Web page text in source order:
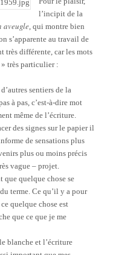
l’incipit de la
aveugle, qui montre bien
s’apparente au travail de
très différente, car les mots
très particulier :
sentiers de la
à pas, c’est-à-dire mot
même de l’écriture.
des signes sur le papier il
de sensations plus
plus ou moins précis
vague – projet.
que quelque chose se
terme. Ce qu’il y a pour
quelque chose est
que ce que je me
blanche et l’écriture